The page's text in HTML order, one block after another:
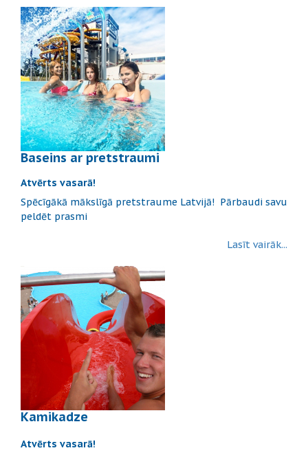
Baseins ar pretstraumi
Atvērts vasarā!
Spēcīgākā mākslīgā pretstraume Latvijā! Pārbaudi savu
peldēt prasmi
Lasīt vairāk...
Kamikadze
Atvērts vasarā!